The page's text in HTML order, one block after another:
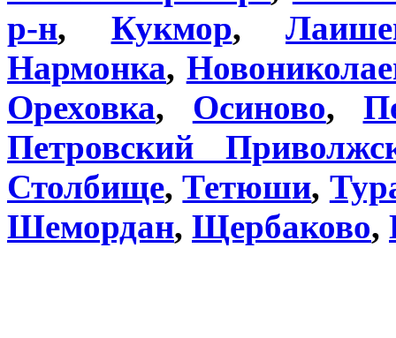
р-н, Кукмор,
Нармонка,
Ореховка, Осиново,
Петровский
Столбище,Тетюши,
Шемордан, Щербаково,